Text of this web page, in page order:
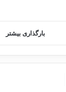
بارگذاری بیشتر